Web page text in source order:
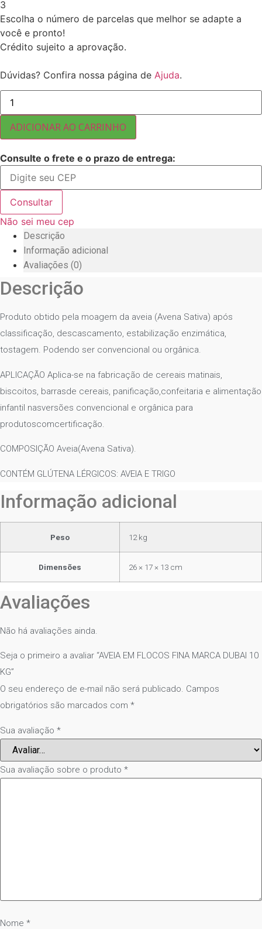
3
Escolha o número de parcelas que melhor se adapte a
você e pronto!
Crédito sujeito a aprovação.
Dúvidas? Confira nossa página de Ajuda.
AVEIA
EM
FLOCOS
FINA
MARCA
DUBAI
KG
quantidade
ADICIONAR AO CARRINHO
Consulte o frete e o prazo de entrega:
Consultar
Não sei meu cep
Descrição
Informação adicional
Avaliações (0)
Descrição
Produto obtido pela moagem da aveia (Avena Sativa) após
classificação, descascamento, estabilização enzimática,
tostagem. Podendo ser convencional ou orgânica.
APLICAÇÃO Aplica-se na fabricação de cereais matinais,
biscoitos, barrasde cereais, panificação,confeitaria e alimentação
infantil nasversões convencional e orgânica para
produtoscomcertificação.
COMPOSIÇÃO Aveia(Avena Sativa).
CONTÉM GLÚTENA LÉRGICOS: AVEIA E TRIGO
Informação adicional
Peso 12 kg
Dimensões 26 × 17 × 13 cm
Avaliações
Não há avaliações ainda.
Seja o primeiro a avaliar “AVEIA EM FLOCOS FINA MARCA DUBAI 10
KG”
O seu endereço de e-mail não será publicado. Campos
obrigatórios são marcados com *
Sua avaliação *
Sua avaliação sobre o produto *
Nome *